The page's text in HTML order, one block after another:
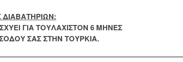
ΓΙΑ ΤΟΥΛΑΧΙΣΤΟΝ 6 ΜΗΝΕΣ
ΣΑΣ ΣΤΗΝ ΤΟΥΡΚΙΑ.